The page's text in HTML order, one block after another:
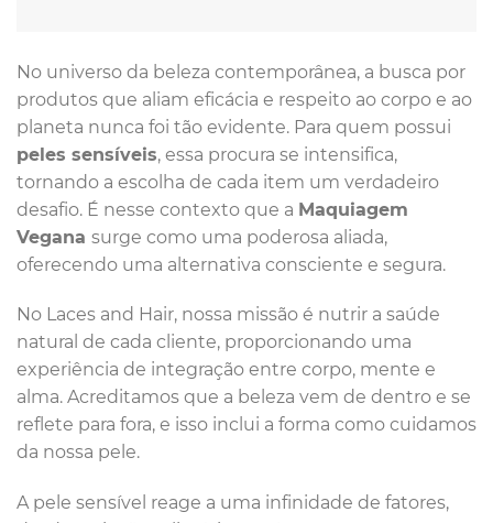
No universo da beleza contemporânea, a busca por
produtos que aliam eficácia e respeito ao corpo e ao
planeta nunca foi tão evidente. Para quem possui
peles sensíveis, essa procura se intensifica,
tornando a escolha de cada item um verdadeiro
desafio. É nesse contexto que a Maquiagem
Vegana surge como uma poderosa aliada,
oferecendo uma alternativa consciente e segura.
No Laces and Hair, nossa missão é nutrir a saúde
natural de cada cliente, proporcionando uma
experiência de integração entre corpo, mente e
alma. Acreditamos que a beleza vem de dentro e se
reflete para fora, e isso inclui a forma como cuidamos
da nossa pele.
A pele sensível reage a uma infinidade de fatores,